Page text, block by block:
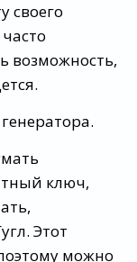
своего
возможность,
ключ,
Этот
можно